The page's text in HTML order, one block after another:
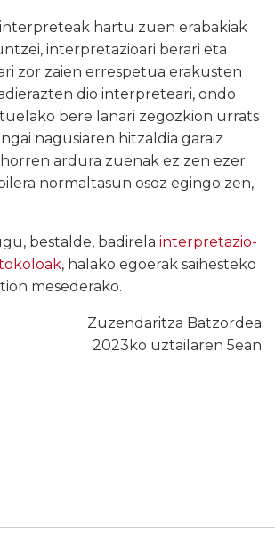
hartu zuen erabakiak
interpretazioari berari eta
zor zaien errespetua erakusten
dio interpreteari, ondo
bere lanari zegozkion urrats
nagusiaren hitzaldia garaiz
ardura zuenak ez zen ezer
normaltasun osoz egingo zen,
bestalde, badirela interpretazio-
, halako egoerak saihesteko
mesederako.
Zuzendaritza Batzordea
2023ko uztailaren 5ean